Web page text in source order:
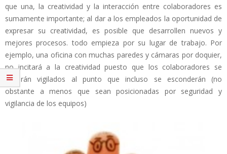
que una, la creatividad y la interacción entre colaboradores es
sumamente importante; al dar a los empleados la oportunidad de
expresar su creatividad, es posible que desarrollen nuevos y
mejores procesos. todo empieza por su lugar de trabajo. Por
ejemplo, una oficina con muchas paredes y cámaras por doquier,
no incitará a la creatividad puesto que los colaboradores se
sentirán vigilados al punto que incluso se esconderán (no
obstante a menos que sean posicionadas por seguridad y
vigilancia de los equipos)